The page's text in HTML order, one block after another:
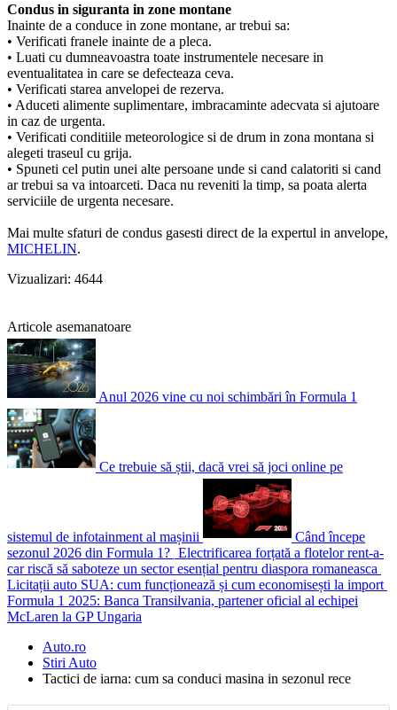
Condus in siguranta in zone montane
Inainte de a conduce in zone montane, ar trebui sa:
• Verificati franele inainte de a pleca.
• Luati cu dumneavoastra toate instrumentele necesare in
eventualitatea in care se defecteaza ceva.
• Verificati starea anvelopei de rezerva.
• Aduceti alimente suplimentare, imbracaminte adecvata si ajutoare
in caz de urgenta.
• Verificati conditiile meteorologice si de drum in zona montana si
alegeti traseul cu grija.
• Spuneti cel putin unei alte persoane unde si cand calatoriti si cand
ar trebui sa va intoarceti. Daca nu reveniti la timp, sa poata alerta
serviciile de urgenta necesare.
Mai multe sfaturi de condus gasesti direct de la expertul in anvelope,
MICHELIN.
Vizualizari: 4644
Articole asemanatoare
Anul 2026 vine cu noi schimbări în Formula 1
Ce trebuie să știi, dacă vrei să joci online pe
sistemul de infotainment al mașinii
Când începe
sezonul 2026 din Formula 1? Electrificarea forțată a flotelor rent-a-
car riscă să saboteze un sector esențial pentru diaspora romaneasca
Licitații auto SUA: cum funcționează și cum economisești la import
Formula 1 2025: Banca Transilvania, partener oficial al echipei
McLaren la GP Ungaria
Auto.ro
Stiri Auto
Tactici de iarna: cum sa conduci masina in sezonul rece